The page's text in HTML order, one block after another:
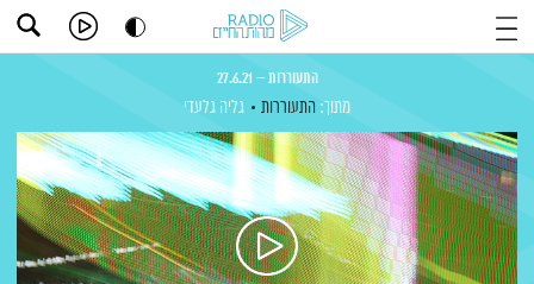
התעוררות – 27.6.21
מתוך: התעוררות גליה גלעדי